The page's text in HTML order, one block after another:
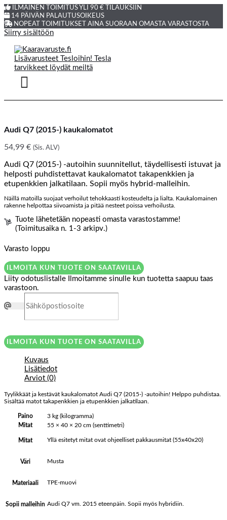
ILMAINEN TOIMITUS YLI 90 € TILAUKSIIN
14 PÄIVÄN PALAUTUSOIKEUS
NOPEAT TOIMITUKSET AINA SUORAAN OMASTA VARASTOSTA
Siirry sisältöön
Audi Q7 (2015-) kaukalomatot
54,99 € (Sis. ALV)
Audi Q7 (2015-) -autoihin suunnitellut, täydellisesti istuvat ja
helposti puhdistettavat kaukalomatot takapenkkien ja
etupenkkien jalkatilaan. Sopii myös hybrid-malleihin.
Näillä matoilla suojaat verhoilut tehokkaasti kosteudelta ja lialta. Kaukalomainen
rakenne helpottaa siivoamista ja pitää nesteet poissa verhoilusta.
Tuote lähetetään nopeasti omasta varastostamme!
(Toimitusaika n. 1-3 arkipv.)
Varasto loppu
ILMOITA KUN TUOTE ON SAATAVILLA
Liity odotuslistalle
Ilmoitamme sinulle kun tuotetta saapuu taas
varastoon.
ILMOITA KUN TUOTE ON SAATAVILLA
Kuvaus
Lisätiedot
Arviot (0)
Tyylikkäät ja kestävät kaukalomatot Audi Q7 (2015-) -autoihin! Helppo puhdistaa.
Sisältää matot takapenkkien ja etupenkkien jalkatilaan.
Paino
3 kg (kilogramma)
Mitat
55 × 40 × 20 cm (senttimetri)
Mitat Yllä esitetyt mitat ovat ohjeelliset pakkausmitat (55x40x20)
Väri Musta
Materiaali TPE-muovi
Sopii malleihin Audi Q7 vm. 2015 eteenpäin. Sopii myös hybridiin.